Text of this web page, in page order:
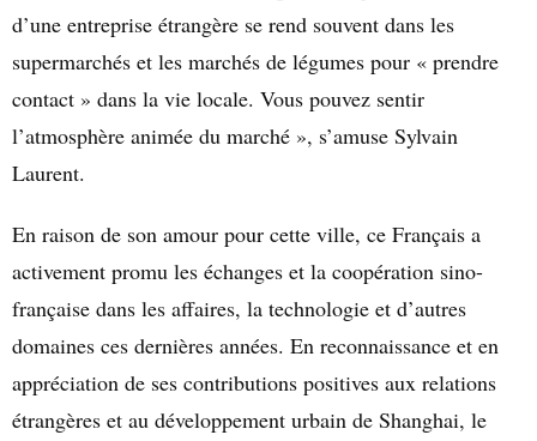
d’une entreprise étrangère se rend souvent dans les
supermarchés et les marchés de légumes pour « prendre
contact » dans la vie locale. Vous pouvez sentir
l’atmosphère animée du marché », s’amuse Sylvain
Laurent.
En raison de son amour pour cette ville, ce Français a
activement promu les échanges et la coopération sino-
française dans les affaires, la technologie et d’autres
domaines ces dernières années. En reconnaissance et en
appréciation de ses contributions positives aux relations
étrangères et au développement urbain de Shanghai, le